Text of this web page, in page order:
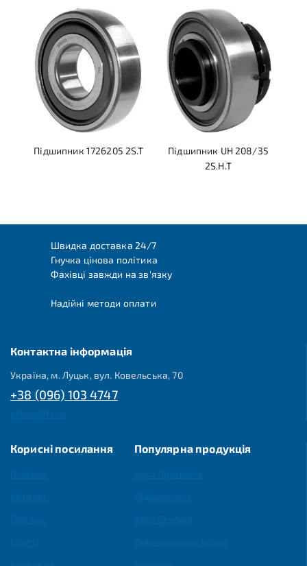
Підшипник 1726205 2S.T
Підшипник UH 208/35
2S.H.T
Швидка доставка 24/7
Гнучка цінова політика
Фахівці завжди на зв'язку
Надійні методи оплати
Контактна інформація
Україна, м. Луцьк, вул. Ковельська, 70
+38 (096) 103 4747
Корисні посилання Популярна продукція